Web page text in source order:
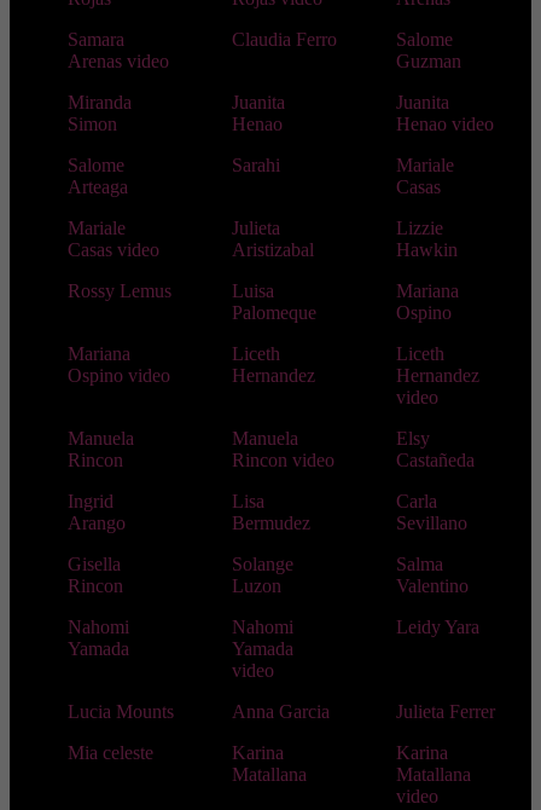
Samara
Arenas video
Claudia Ferro
Salome
Guzman
Miranda
Simon
Juanita
Henao
Juanita
Henao video
Salome
Arteaga
Sarahi
Mariale
Casas
Mariale
Casas video
Julieta
Aristizabal
Lizzie
Hawkin
Rossy Lemus
Luisa
Palomeque
Mariana
Ospino
Mariana
Ospino video
Liceth
Hernandez
Liceth
Hernandez
video
Manuela
Rincon
Manuela
Rincon video
Elsy
Castañeda
Ingrid
Arango
Lisa
Bermudez
Carla
Sevillano
Gisella
Rincon
Solange
Luzon
Salma
Valentino
Nahomi
Yamada
Nahomi
Yamada
video
Leidy Yara
Lucia Mounts Anna Garcia
Julieta Ferrer
Mia celeste
Karina
Matallana
Karina
Matallana
video